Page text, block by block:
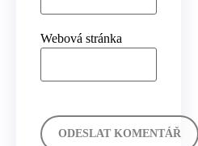
Webová stránka